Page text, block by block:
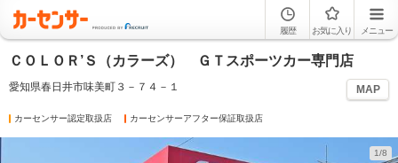
履歴 お気に入り メニュー
ＣＯＬＯＲ’Ｓ（カラーズ） ＧＴスポーツカー専門店
愛知県春日井市味美町３－７４－１ MAP
カーセンサー認定取扱店 カーセンサーアフター保証取扱店
1/8